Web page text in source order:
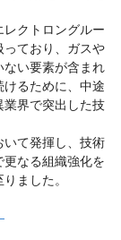
クトロングルー
っており、ガスや
ない要素が含まれ
るために、中途
業界で突出した技
いて発揮し、技術
なる組織強化を
ました。